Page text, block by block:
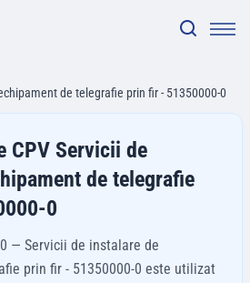
de telegrafie prin fir - 51350000-0
CPV Servicii de
de telegrafie
0
— Servicii de instalare de
prin fir - 51350000-0 este utilizat